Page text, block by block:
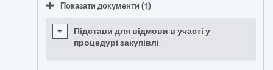
Показати документи (1)
+
Підстави для відмови в участі у
процедурі закупівлі